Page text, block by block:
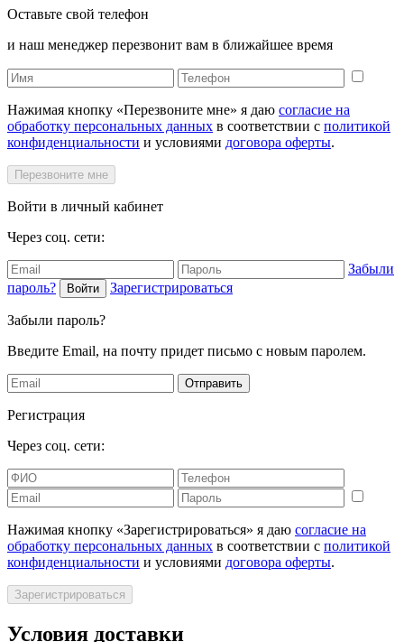
Оставьте свой телефон
и наш менеджер перезвонит вам в ближайшее время
Нажимая кнопку «Перезвоните мне» я даю согласие на
обработку персональных данных в соответствии с политикой
конфиденциальности и условиями договора оферты.
Перезвоните мне
Войти в личный кабинет
Через соц. сети:
Забыли
пароль?
Войти Зарегистрироваться
Забыли пароль?
Введите Email, на почту придет письмо с новым паролем.
Отправить
Регистрация
Через соц. сети:
Нажимая кнопку «Зарегистрироваться» я даю согласие на
обработку персональных данных в соответствии с политикой
конфиденциальности и условиями договора оферты.
Зарегистрироваться
Условия доставки